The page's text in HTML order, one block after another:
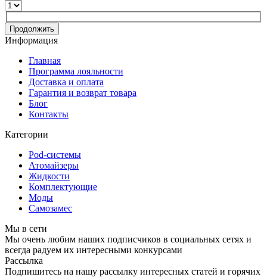
Продолжить
Информация
Главная
Программа лояльности
Доставка и оплата
Гарантия и возврат товара
Блог
Контакты
Категории
Pod-системы
Атомайзеры
Жидкости
Комплектующие
Моды
Самозамес
Мы в сети
Мы очень любим наших подписчиков в социальных сетях и
всегда радуем их интересными конкурсами
Рассылка
Подпишитесь на нашу рассылку интересных статей и горячих